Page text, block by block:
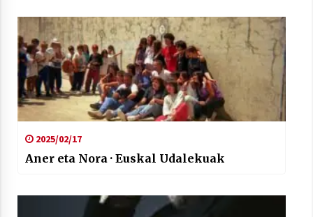
2025/02/17
Aner eta Nora · Euskal Udalekuak